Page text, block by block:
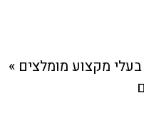
בעלי מקצוע מומלצים »